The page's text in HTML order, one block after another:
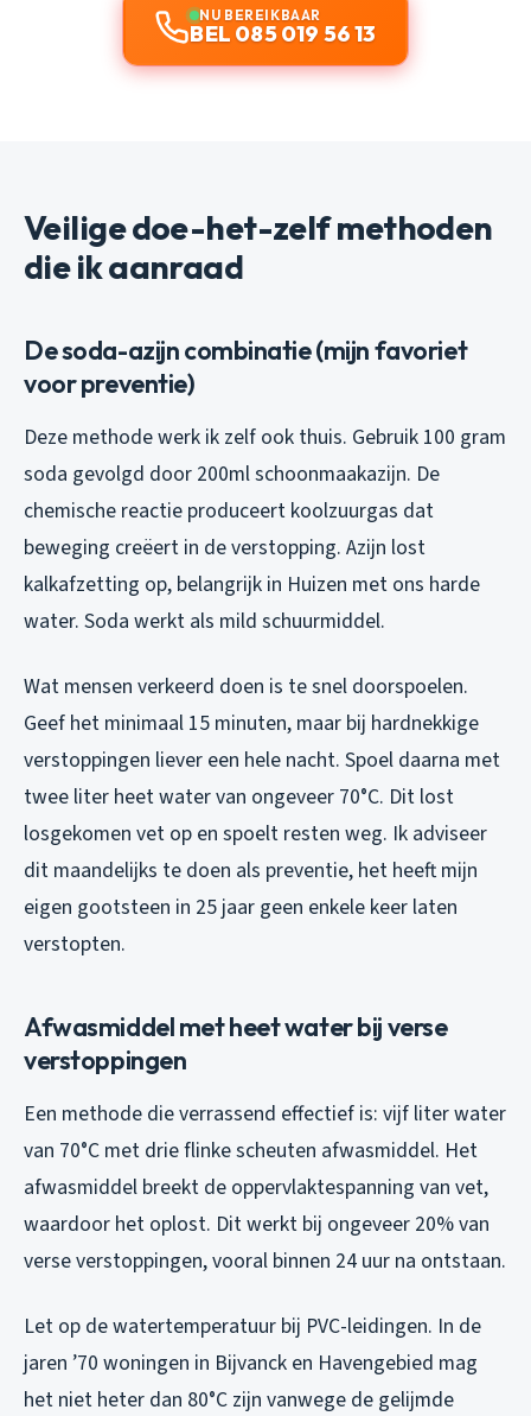
NU BEREIKBAAR
BEL 085 019 56 13
Veilige doe-het-zelf methoden
die ik aanraad
De soda-azijn combinatie (mijn favoriet
voor preventie)
Deze methode werk ik zelf ook thuis. Gebruik 100 gram
soda gevolgd door 200ml schoonmaakazijn. De
chemische reactie produceert koolzuurgas dat
beweging creëert in de verstopping. Azijn lost
kalkafzetting op, belangrijk in Huizen met ons harde
water. Soda werkt als mild schuurmiddel.
Wat mensen verkeerd doen is te snel doorspoelen.
Geef het minimaal 15 minuten, maar bij hardnekkige
verstoppingen liever een hele nacht. Spoel daarna met
twee liter heet water van ongeveer 70°C. Dit lost
losgekomen vet op en spoelt resten weg. Ik adviseer
dit maandelijks te doen als preventie, het heeft mijn
eigen gootsteen in 25 jaar geen enkele keer laten
verstopten.
Afwasmiddel met heet water bij verse
verstoppingen
Een methode die verrassend effectief is: vijf liter water
van 70°C met drie flinke scheuten afwasmiddel. Het
afwasmiddel breekt de oppervlaktespanning van vet,
waardoor het oplost. Dit werkt bij ongeveer 20% van
verse verstoppingen, vooral binnen 24 uur na ontstaan.
Let op de watertemperatuur bij PVC-leidingen. In de
jaren ’70 woningen in Bijvanck en Havengebied mag
het niet heter dan 80°C zijn vanwege de gelijmde